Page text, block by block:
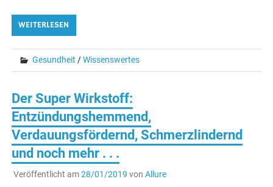
WEITERLESEN
Gesundheit /Wissenswertes
Der Super Wirkstoff:
Entzündungshemmend,
Verdauungsfördernd, Schmerzlindernd
und noch mehr . . .
Veröffentlicht am28/01/2019 von Allure